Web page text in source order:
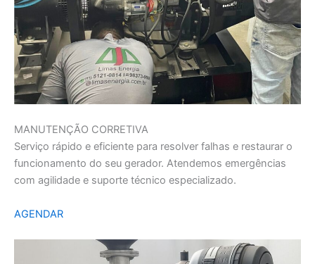
MANUTENÇÃO CORRETIVA
Serviço rápido e eficiente para resolver falhas e restaurar o
funcionamento do seu gerador. Atendemos emergências
com agilidade e suporte técnico especializado.
AGENDAR